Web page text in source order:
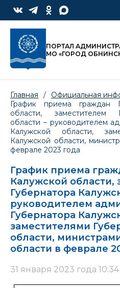
ПОРТАЛ
МО «ГОРОД
Главная / Официальная
График приема граждан
области, заместителем
области – руководителем
Калужской области,
Калужской области,
феврале 2023 года
График приема
Калужской области,
Губернатора
руководителем
Губернатора
заместителями
области,
области в феврале
31 января 2023 года 10:34